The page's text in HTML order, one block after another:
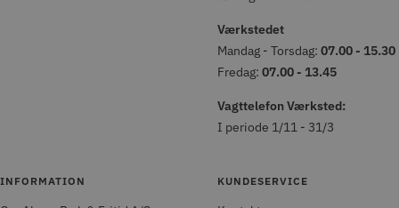
Værkstedet
Mandag - Torsdag: 07.00 - 15.30
Fredag: 07.00 - 13.45
Vagttelefon Værksted:
I periode 1/11 - 31/3
INFORMATION KUNDESERVICE